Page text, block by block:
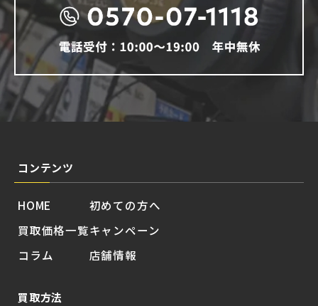
コンテンツ
HOME
買取価格一覧
コラム
初めての方へ
キャンペーン
店舗情報
買取方法